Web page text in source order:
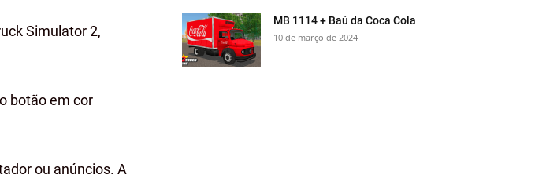
Simulator 2,
botão em cor
ou anúncios. A
MB 1114 + Baú da Coca Cola
10 de março de 2024